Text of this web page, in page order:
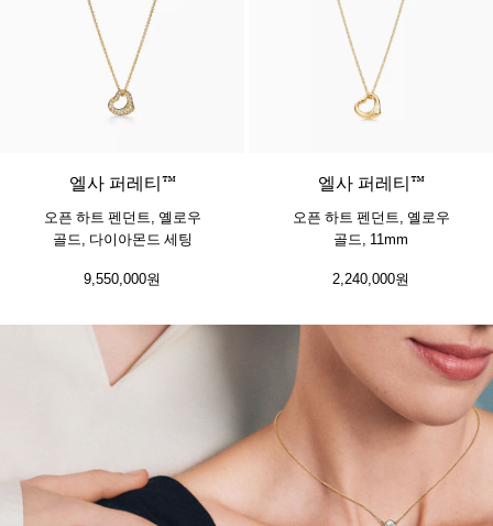
3 소재
엘사 퍼레티™
오픈 하트 펜던트, 옐로우
골드, 다이아몬드 세팅
9,550,000원
엘사 퍼레티™
오픈 하트 펜던트, 옐로우
골드, 11mm
2,240,000원